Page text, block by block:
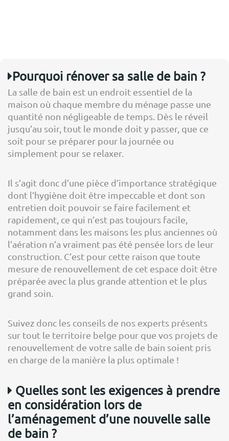
Pourquoi rénover sa salle de bain ?
La salle de bain est un endroit essentiel de la
maison où chaque membre du ménage passe une
quantité non négligeable de temps. Dès le réveil
jusqu’au soir, tout le monde doit y passer, que ce
soit pour se préparer pour la journée ou
simplement pour se relaxer.
Il s’agit donc d’une pièce d’importance stratégique
dont l’hygiène doit être impeccable et dont son
entretien doit pouvoir se faire facilement et
rapidement, ce qui n’est pas toujours facile,
notamment dans les maisons les plus anciennes où
l’aération n’a vraiment pas été pensée lors de leur
construction. C’est pour cette raison que toute
mesure de renouvellement de cet espace doit être
préparée avec la plus grande attention et le plus
grand soin.
Suivez donc les conseils de nos experts présents
sur tout le territoire belge pour que vos projets de
renouvellement de votre salle de bain soient pris
en charge de la manière la plus optimale !
Quelles sont les exigences à prendre
en considération lors de
l’aménagement d’une nouvelle salle
de bain ?